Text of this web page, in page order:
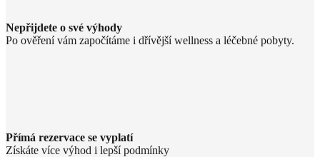
Nepřijdete o své výhody
Po ověření vám započítáme i dřívější wellness a léčebné pobyty.
Přímá rezervace se vyplatí
Získáte více výhod i lepší podmínky